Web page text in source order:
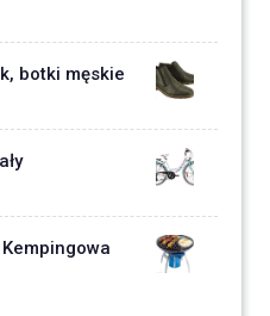
botki męskie